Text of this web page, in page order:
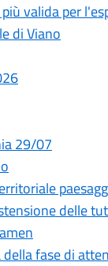
valida per
di Viano
29/07
delle
fase di